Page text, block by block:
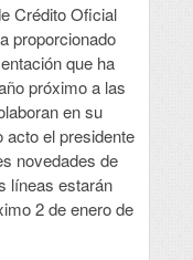
Crédito Oficial
proporcionado
que ha
próximo a las
en su
el presidente
novedades de
líneas estarán
2 de enero de